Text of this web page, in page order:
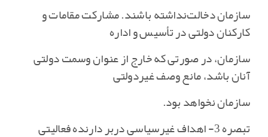
سازمان دخالت‌نداشته باشند. مشارکت مقامات و
کارکنان دولتی در تأسیس و اداره
سازمان‌، در صورتی که خارج از عنوان وسمت دولتی
آنان باشد، مانع وصف غیردولتی
سازمان نخواهد بود.
تبصره 3- اهداف غیرسیاسی دربر دارنده فعالیتی